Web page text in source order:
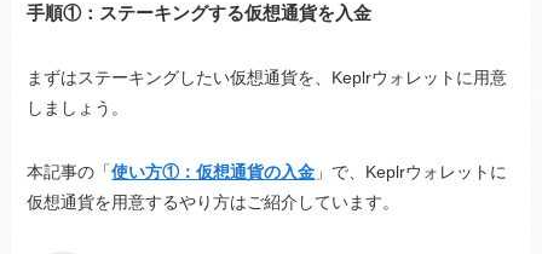
手順①： ステーキングする仮想通貨を入金
まずはステーキングしたい仮想通貨を、Keplrウォレットに用意
しましょう。
本記事の「使い方①：仮想通貨の入金 」で、Keplrウォレットに
仮想通貨を用意するやり方はご紹介しています。